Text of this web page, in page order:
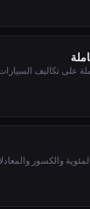
على تكاليف
والكسور